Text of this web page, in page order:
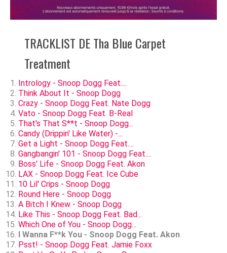
TRACKLIST DE Tha Blue Carpet
Treatment
Intrology - Snoop Dogg Feat....
Think About It - Snoop Dogg
Crazy - Snoop Dogg Feat. Nate Dogg
Vato - Snoop Dogg Feat. B-Real
That's That S**t - Snoop Dogg...
Candy (Drippin' Like Water) -...
Get a Light - Snoop Dogg Feat....
Gangbangin' 101 - Snoop Dogg Feat....
Boss' Life - Snoop Dogg Feat. Akon
LAX - Snoop Dogg Feat. Ice Cube
10 Lil' Crips - Snoop Dogg
Round Here - Snoop Dogg
A Bitch I Knew - Snoop Dogg
Like This - Snoop Dogg Feat. Bad...
Which One of You - Snoop Dogg...
I Wanna F**k You - Snoop Dogg Feat. Akon
Psst! - Snoop Dogg Feat. Jamie Foxx